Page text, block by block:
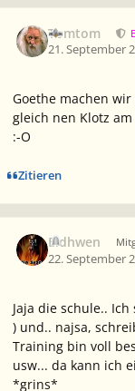
Tomtom
21. September
Goethe machen
gleich nen Klotz
:-O
Zitieren
Eldhwen
22. September
Jaja die schule..
) und.. najsa,
Training bin voll
usw... da kann ich
*grins*